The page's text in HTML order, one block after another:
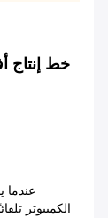
عندما
الكمبيوتر